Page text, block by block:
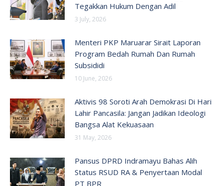
Tegakkan Hukum Dengan Adil
3 July, 2026
Menteri PKP Maruarar Sirait Laporan
Program Bedah Rumah Dan Rumah
Subsididi
10 June, 2026
Aktivis 98 Soroti Arah Demokrasi Di Hari
Lahir Pancasila: Jangan Jadikan Ideologi
Bangsa Alat Kekuasaan
31 May, 2026
Pansus DPRD Indramayu Bahas Alih
Status RSUD RA & Penyertaan Modal
PT BPR